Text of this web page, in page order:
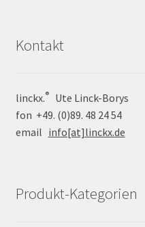
Kontakt
linckx.®Ute Linck-Borys
fon +49. (0)89. 48 24 54
email info[at]linckx.de
Produkt-Kategorien